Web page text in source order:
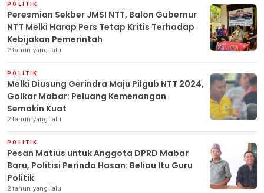
POLITIK
Peresmian Sekber JMSI NTT, Balon Gubernur
NTT Melki Harap Pers Tetap Kritis Terhadap
Kebijakan Pemerintah
2 tahun yang lalu
POLITIK
Melki Diusung Gerindra Maju Pilgub NTT 2024,
Golkar Mabar: Peluang Kemenangan
Semakin Kuat
2 tahun yang lalu
POLITIK
Pesan Matius untuk Anggota DPRD Mabar
Baru, Politisi Perindo Hasan: Beliau Itu Guru
Politik
2 tahun yang lalu